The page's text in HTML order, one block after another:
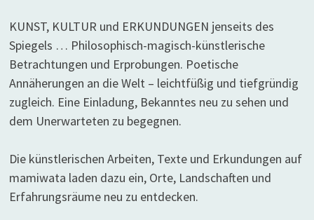
KUNST, KULTUR und ERKUNDUNGEN jenseits des
Spiegels … Philosophisch-magisch-künstlerische
Betrachtungen und Erprobungen. Poetische
Annäherungen an die Welt – leichtfüßig und tiefgründig
zugleich. Eine Einladung, Bekanntes neu zu sehen und
dem Unerwarteten zu begegnen.
Die künstlerischen Arbeiten, Texte und Erkundungen auf
mamiwata laden dazu ein, Orte, Landschaften und
Erfahrungsräume neu zu entdecken.